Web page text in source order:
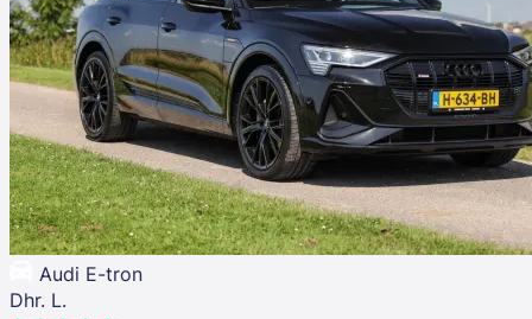
Audi E-tron
Dhr. L.